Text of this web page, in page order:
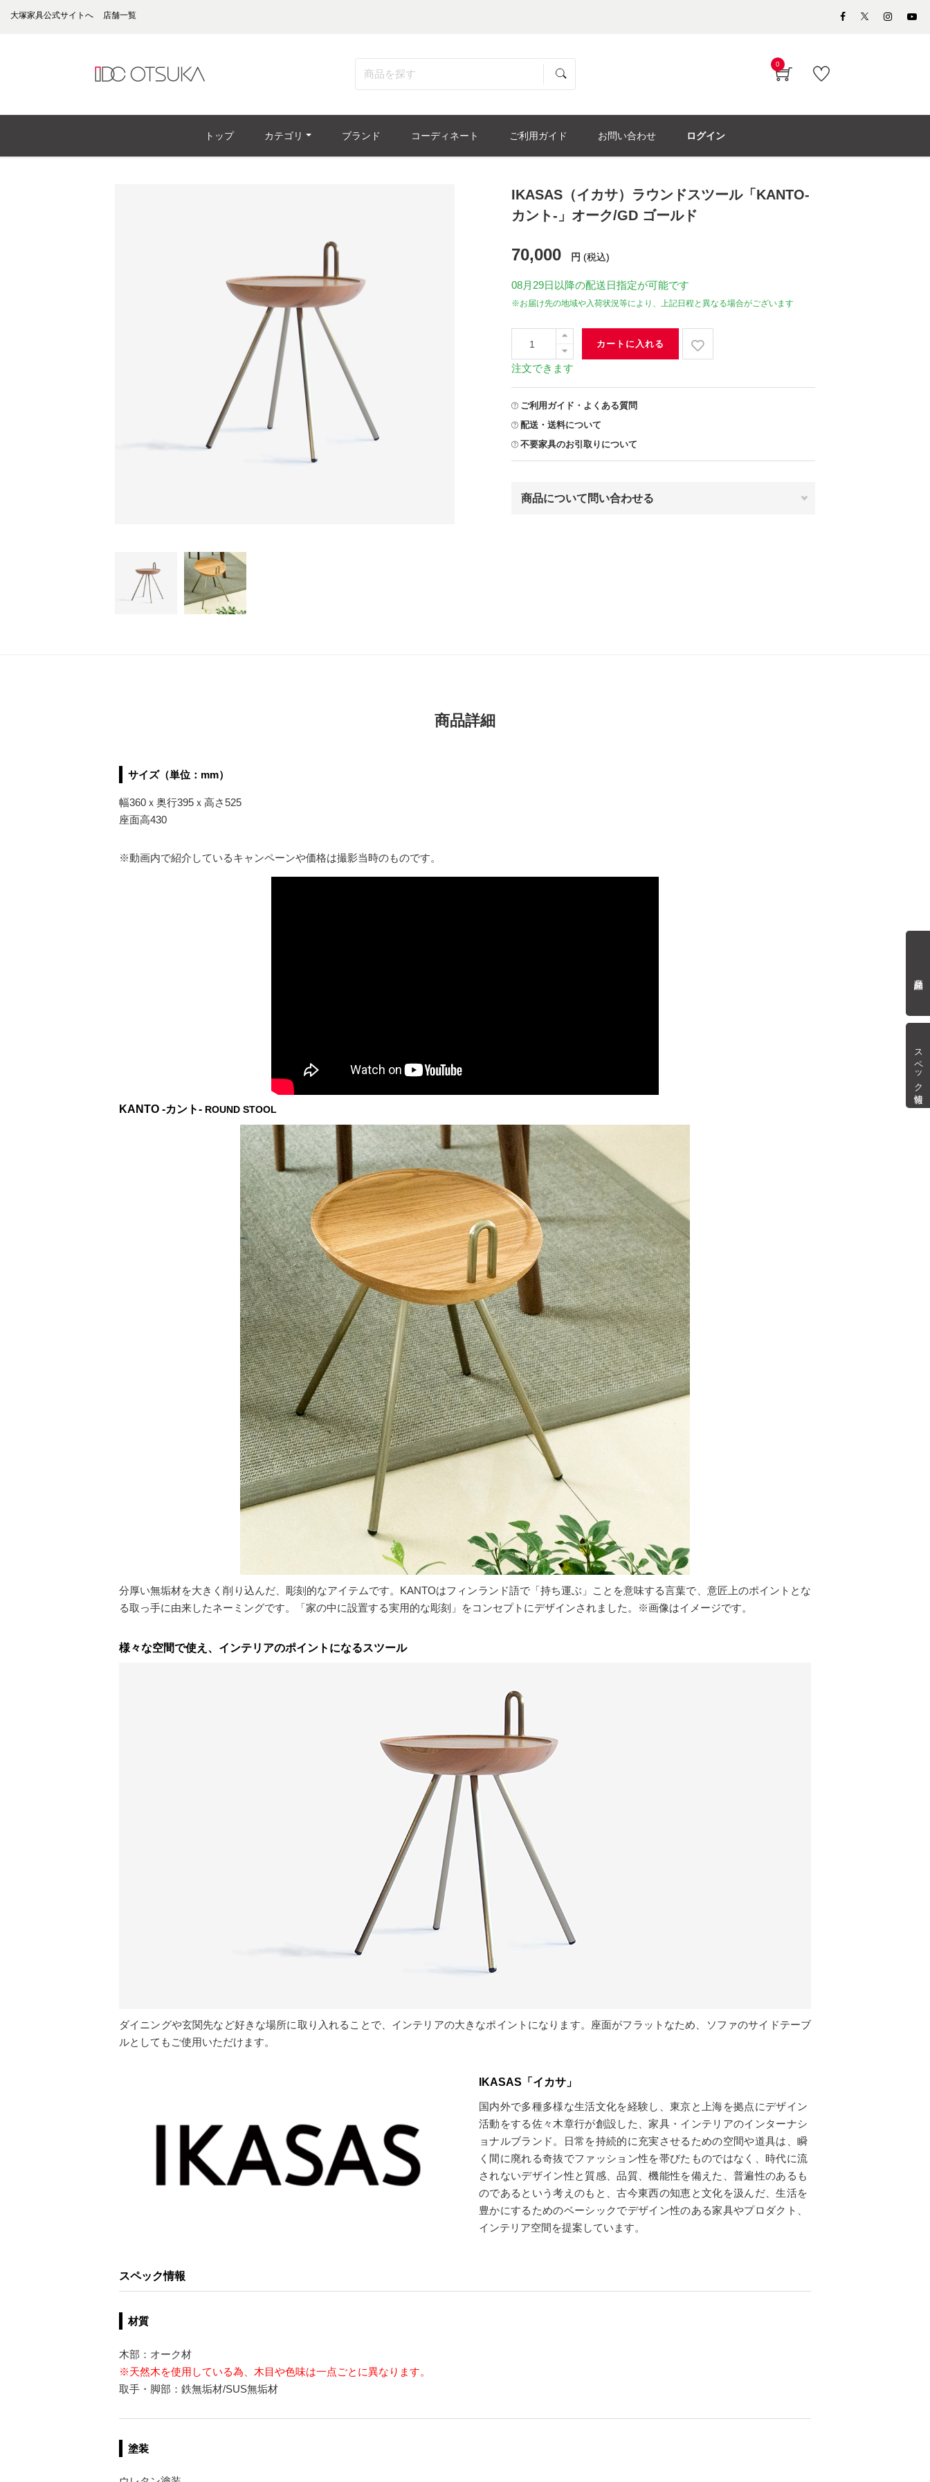
スペック情報
大塚家具公式サイトへ 店舗一覧
0
トップ カテゴリ ブランド コーディネート ご利用ガイド お問い合わせ ログイン
IKASAS（イカサ）ラウンドスツール「KANTO-
カント-」オーク/GD ゴールド
70,000 円 (税込)
08月29日 以降の配送日指定が可能です
※お届け先の地域や入荷状況等により、上記日程と異なる場合がございます
カートに入れる
注文できます
ご利用ガイド・よくある質問
配送・送料について
不要家具のお引取りについて
商品について問い合わせる
商品詳細
サイズ（単位：mm）
幅360ｘ奥行395ｘ高さ525
座面高430
※動画内で紹介しているキャンペーンや価格は撮影当時のものです。
KANTO -カント- ROUND STOOL
分厚い無垢材を大きく削り込んだ、彫刻的なアイテムです。KANTOはフィンランド語で「持ち運ぶ」ことを意味する言葉で、意匠上のポイントとな
る取っ手に由来したネーミングです。「家の中に設置する実用的な彫刻」をコンセプトにデザインされました。※画像はイメージです。
様々な空間で使え、インテリアのポイントになるスツール
ダイニングや玄関先など好きな場所に取り入れることで、インテリアの大きなポイントになります。座面がフラットなため、ソファのサイドテーブ
ルとしてもご使用いただけます。
IKASAS「イカサ」
国内外で多種多様な生活文化を経験し、東京と上海を拠点にデザイン
活動をする佐々木章行が創設した、家具・インテリアのインターナシ
ョナルブランド。日常を持続的に充実させるための空間や道具は、瞬
く間に廃れる奇抜でファッション性を帯びたものではなく、時代に流
されないデザイン性と質感、品質、機能性を備えた、普遍性のあるも
のであるという考えのもと、古今東西の知恵と文化を汲んだ、生活を
豊かにするためのベーシックでデザイン性のある家具やプロダクト、
インテリア空間を提案しています。
スペック情報
材質
木部：オーク材
※天然木を使用している為、木目や色味は一点ごとに異なります。
取手・脚部：鉄無垢材/SUS無垢材
塗装